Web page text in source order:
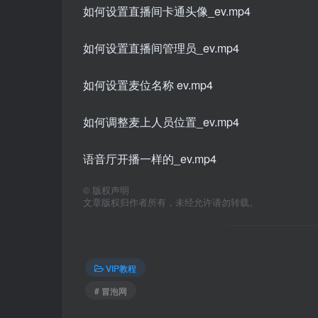
如何设置直播间卡通头像_ev.mp4
如何设置直播间管理员_ev.mp4
如何设置麦位名称 ev.mp4
如何调整麦上人员位置_ev.mp4
语音厅开播一样的_ev.mp4
© 版权声明
文章版权归作者所有，未经允许请勿转载。
VIP教程
# 冒泡网